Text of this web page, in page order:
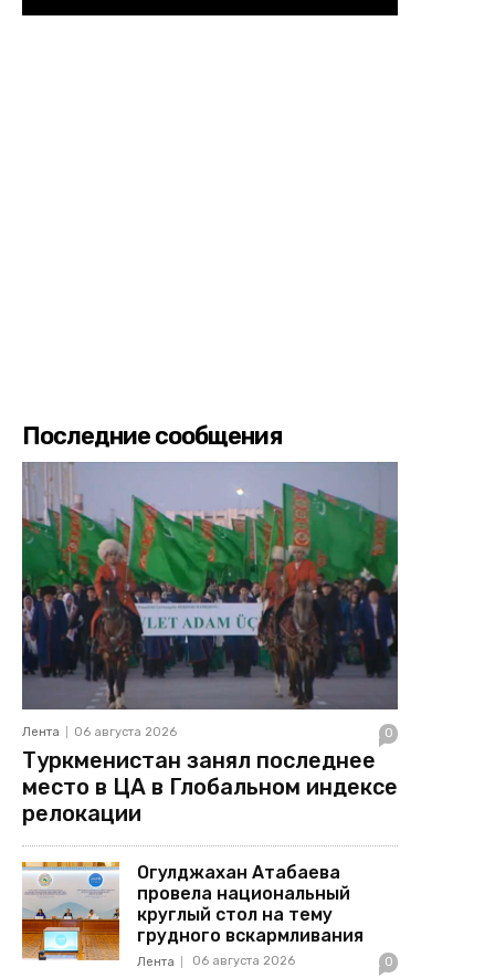
Последние сообщения
Лента 06 августа 2026 0
Туркменистан занял последнее
место в ЦА в Глобальном индексе
релокации
Огулджахан Атабаева
провела национальный
круглый стол на тему
грудного вскармливания
Лента 06 августа 2026 0